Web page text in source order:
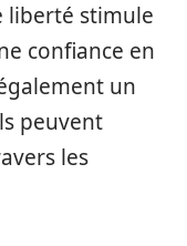
liberté stimule
confiance en
un
peuvent
les